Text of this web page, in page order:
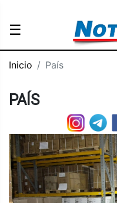
☰
Inicio País
PAÍS